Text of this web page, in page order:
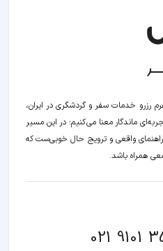
رزرو خدمات سفر و گردشگری در ایران،
ماندگار معنا می‌کنیم؛ در این مسیر‍
راهنمای واقعی و ترویج حال خوبی‌ست که
همراه باشد.
021 9101